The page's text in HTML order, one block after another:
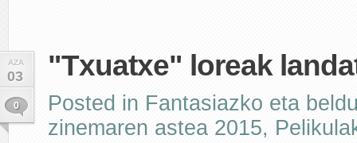
AZA
03
0
"Txuatxe" loreak
Posted in Fantasiazko eta
zinemaren astea 2015,